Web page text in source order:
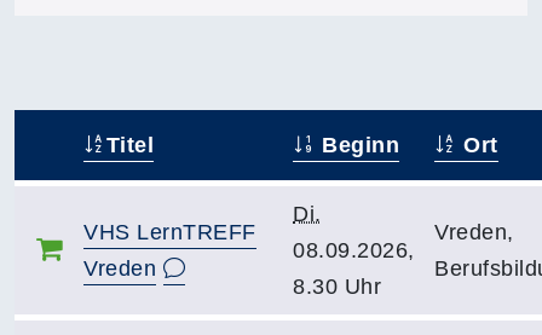
Titel Beginn Ort
VHS LernTREFF
Vreden
Di.
08.09.2026,
8.30 Uhr
Vreden,